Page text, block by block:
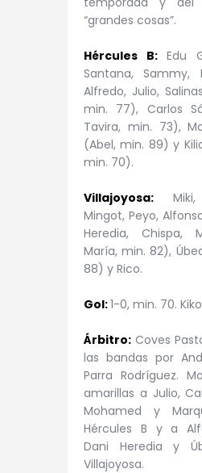
“grandes cosas”.
Hércules B: Edu
Santana, Sammy,
Alfredo, Julio,
min. 77), Carlos
Tavira, min. 73),
(Abel, min. 89) y
min. 70).
Villajoyosa:
Mingot, Peyo,
Heredia, Chispa,
María, min. 82),
88) y Rico.
Gol:1-0, min. 70.
Árbitro: Coves
las bandas por
Parra Rodríguez.
amarillas a Julio,
Mohamed y
Hércules B y a
Dani Heredia y
Villajoyosa.